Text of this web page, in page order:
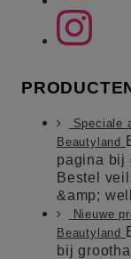
Speciale
Beautyland
pagina bij
Bestel
&amp;
Nieuwe
Beautyland
bij